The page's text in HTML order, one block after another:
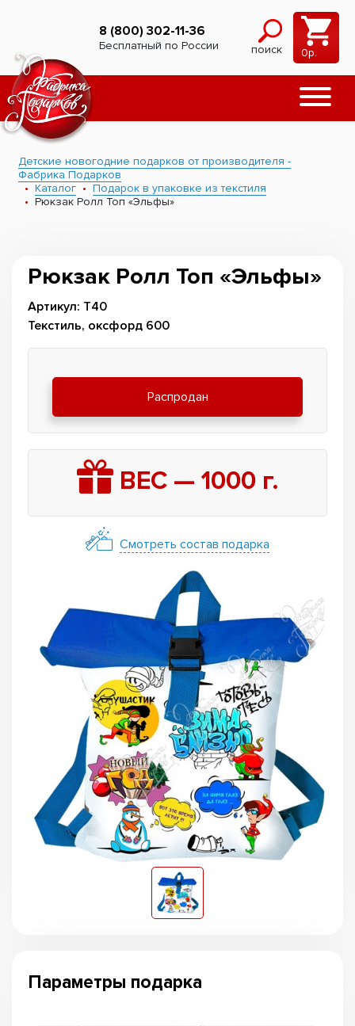
8 (800) 302-11-36
Бесплатный по России поиск 0р.
Детские новогодние подарков от производителя -
Фабрика Подарков
Каталог
Подарок в упаковке из текстиля
Рюкзак Ролл Топ «Эльфы»
Рюкзак Ролл Топ «Эльфы»
Артикул: Т40
Текстиль, оксфорд 600
Распродан
ВЕС — 1000г.
Смотреть состав подарка
Параметры подарка